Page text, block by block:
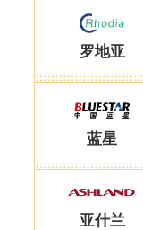
罗地亚
蓝星
亚什兰